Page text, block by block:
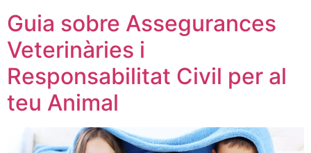
Guia sobre Assegurances
Veterinàries i
Responsabilitat Civil per al
teu Animal